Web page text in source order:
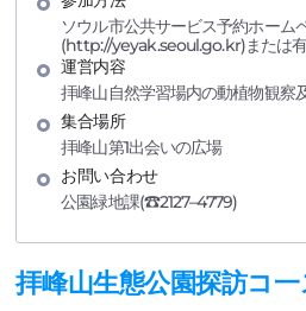
ソウル市公共サービス予約ホーム
(http://yeyak.seoul.go.kr)または
運営内容
拝峰山自然学習場内の動植物観察
集合場所
拝峰山第1出会いの広場
お問い合わせ
公園緑地課(☎2127–4779)
拝峰山生態公園探訪コ一